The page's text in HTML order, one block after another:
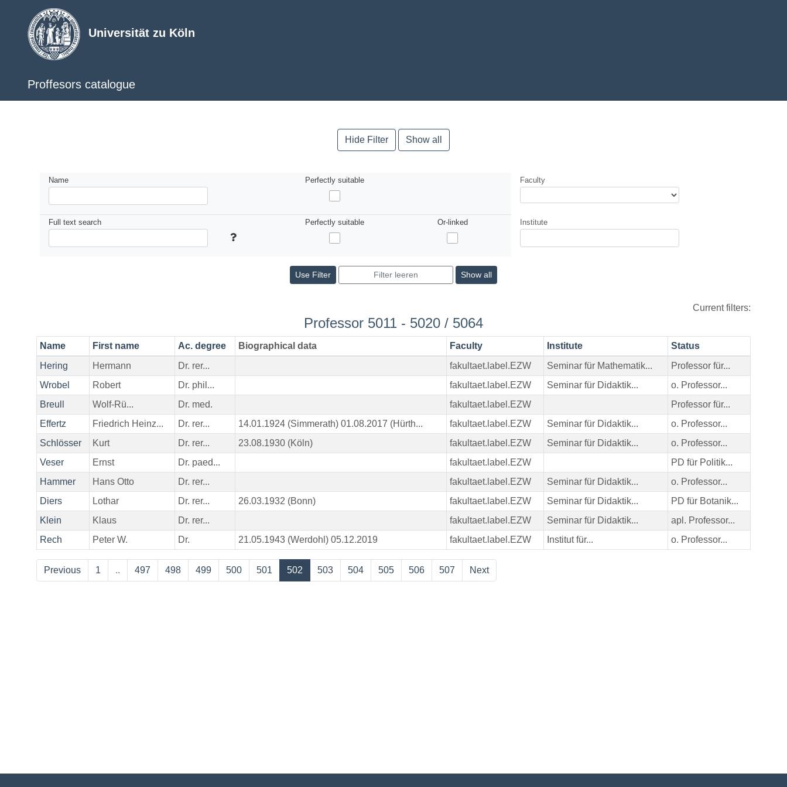
Universität zu Köln
Proffesors catalogue
Hide Filter Show all
Name Perfectly suitable Faculty
Full text search Perfectly suitable Or-linked Institute
Show all
Current filters:
Professor 5011 - 5020 / 5064
Name First name Ac. degree Biographical data Faculty Institute
Status
Hering
Hermann Dr. rer... fakultaet.label.EZW Seminar für Mathematik...
Professor für...
Wrobel
Robert Dr. phil... fakultaet.label.EZW Seminar für Didaktik...
o. Professor...
Breull
Wolf-Rü... Dr. med. fakultaet.label.EZW
Professor für...
Effertz
Friedrich Heinz... Dr. rer... 14.01.1924 (Simmerath) 01.08.2017 (Hürth... fakultaet.label.EZW Seminar für Didaktik...
o. Professor...
Schlösser
Kurt Dr. rer... 23.08.1930 (Köln) fakultaet.label.EZW Seminar für Didaktik...
o. Professor...
Veser
Ernst Dr. paed... fakultaet.label.EZW
PD für Politik...
Hammer
Hans Otto Dr. rer... fakultaet.label.EZW Seminar für Didaktik...
o. Professor...
Diers
Lothar Dr. rer... 26.03.1932 (Bonn) fakultaet.label.EZW Seminar für Didaktik...
PD für Botanik...
Klein
Klaus Dr. rer... fakultaet.label.EZW Seminar für Didaktik...
apl. Professor...
Rech
Peter W. Dr. 21.05.1943 (Werdohl) 05.12.2019 fakultaet.label.EZW Institut für... o. Professor...
Previous 1 .. 497 498 499 500 501 502 503 504 505 506 507 Next